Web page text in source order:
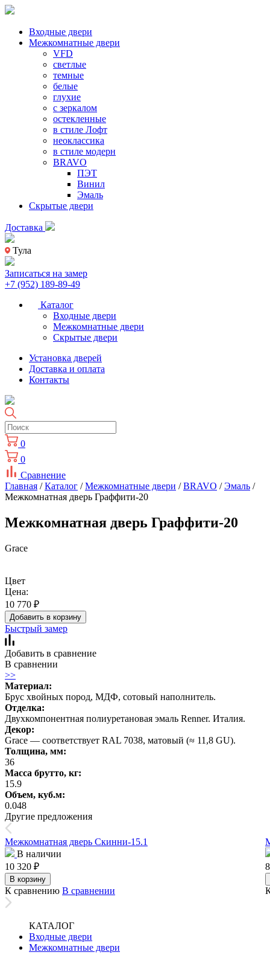
Входные двери
Межкомнатные двери
VFD
светлые
темные
белые
глухие
с зеркалом
остекленные
в стиле Лофт
неоклассика
в стиле модерн
BRAVO
ПЭТ
Винил
Эмаль
Скрытые двери
Доставка
Тула
Записаться на замер
+7 (952) 189-89-49
Каталог
Входные двери
Межкомнатные двери
Скрытые двери
Установка дверей
Доставка и оплата
Контакты
0
0
Сравнение
Главная /Каталог /Межкомнатные двери /BRAVO /Эмаль /
Межкомнатная дверь Граффити-20
Межкомнатная дверь Граффити-20
Grace
Цвет
Цена:
10 770 ₽
Добавить в корзину
Быстрый замер
Добавить в сравнение
В сравнении
>>
Материал:
Брус хвойных пород, МДФ, сотовый наполнитель.
Отделка:
Двухкомпонентная полиуретановая эмаль Renner. Италия.
Декор:
Grace — соответствует RAL 7038, матовый (≈ 11,8 GU).
Толщина, мм:
36
Масса брутто, кг:
15.9
Объем, куб.м:
0.048
Другие предложения
Межкомнатная дверь Скинни-15.1
В наличии
10 320 ₽
В корзину
К сравнению В сравнении
КАТАЛОГ
Входные двери
Межкомнатные двери